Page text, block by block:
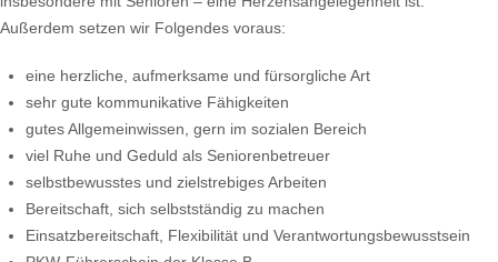
Außerdem setzen wir Folgendes voraus:
eine herzliche, aufmerksame und fürsorgliche Art
sehr gute kommunikative Fähigkeiten
gutes Allgemeinwissen, gern im sozialen Bereich
viel Ruhe und Geduld als Seniorenbetreuer
selbstbewusstes und zielstrebiges Arbeiten
Bereitschaft, sich selbstständig zu machen
Einsatzbereitschaft, Flexibilität und Verantwortungsbewusstsein